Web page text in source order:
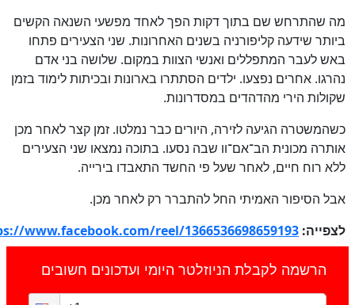
מה שהתרחש שם בתוך דקות הפך לאחד מפשעי השנאה הקשים
ביותר שידעה קליפורניה בשנים האחרונות. שני הצעירים פתחו
באש לעבר המתפללים ואנשי הצוות במקום. שלושה בני אדם
נהרגו. אחרים נפצעו. ילדים הסתתרו בארונות ובכיתות לימוד בזמן
שקולות הירי מהדהדים במסדרונות.
כשהמשטרה הגיעה לזירה, היורים כבר נמלטו. זמן קצר לאחר מכן
אותרה מכונית הב־אם־וו שבה נסעו. בתוכה נמצאו שני הצעירים
ללא רוח חיים, לאחר שעל פי החשד התאבדו בירייה.
אבל הסיפור האמיתי החל להתברר רק לאחר מכן.
לצפייה: www.facebook.com/reel/1366536698659193
הרשמה לקבלת הניוזלטר היומי ועדכונים חשובים